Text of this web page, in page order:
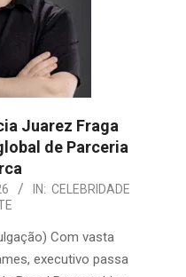
Juarez Fraga
de Parceria
IN: CELEBRIDADE
Com vasta
executivo passa